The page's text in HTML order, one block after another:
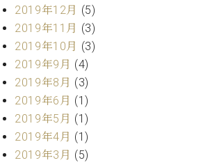
フ
タ
ー
サ
ー
ビ
(調
律)
2019年12月 (5)
2019年11月 (3)
2019年10月 (3)
2019年9月 (4)
2019年8月 (3)
2019年6月 (1)
2019年5月 (1)
2019年4月 (1)
2019年3月 (5)